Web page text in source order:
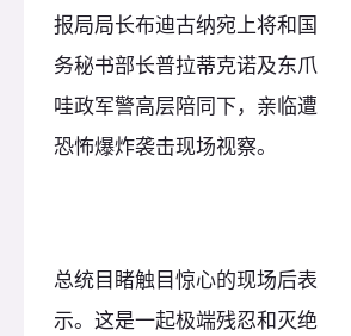
报局局长布迪古纳宛上将和国
务秘书部长普拉蒂克诺及东爪
哇政军警高层陪同下，亲临遭
恐怖爆炸袭击现场视察。
总统目睹触目惊心的现场后表
示。这是一起极端残忍和灭绝